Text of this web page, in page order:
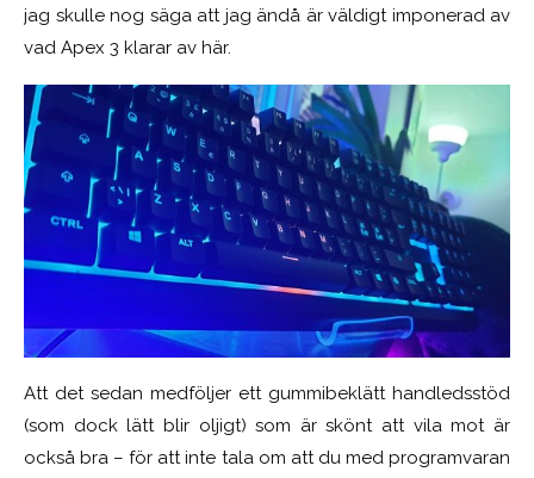
jag skulle nog säga att jag ändå är väldigt imponerad av
vad Apex 3 klarar av här.
Att det sedan medföljer ett gummibeklätt handledsstöd
(som dock lätt blir oljigt) som är skönt att vila mot är
också bra – för att inte tala om att du med programvaran